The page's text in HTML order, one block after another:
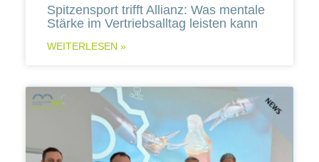
Spitzensport trifft Allianz: Was mentale
Stärke im Vertriebsalltag leisten kann
WEITERLESEN »